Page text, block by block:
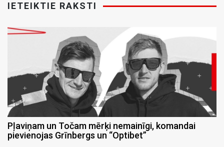
IETEIKTIE RAKSTI
Pļaviņam un Točam mērķi nemainīgi, komandai
pievienojas Grīnbergs un “Optibet”